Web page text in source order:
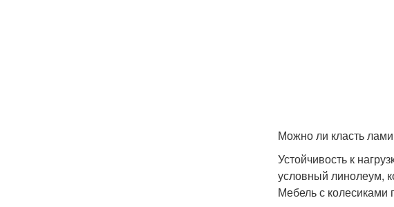
Можно ли класть
Устойчивость к
условный линолеум,
Мебель с колесиками